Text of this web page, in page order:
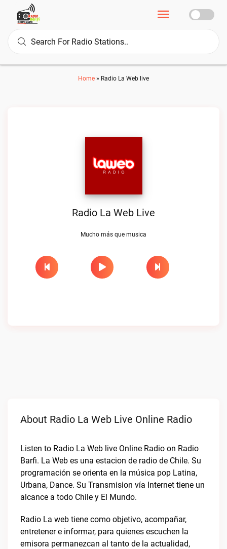
Home » Radio La Web live
Radio La Web Live
Mucho más que musica
About Radio La Web Live Online Radio
Listen to Radio La Web live Online Radio on Radio
Barfi. La Web es una estacion de radio de Chile. Su
programación se orienta en la música pop Latina,
Urbana, Dance. Su Transmision vía Internet tiene un
alcance a todo Chile y El Mundo.
Radio La web tiene como objetivo, acompañar,
entretener e informar, para quienes escuchen la
emisora permanezcan al tanto de la actualidad,